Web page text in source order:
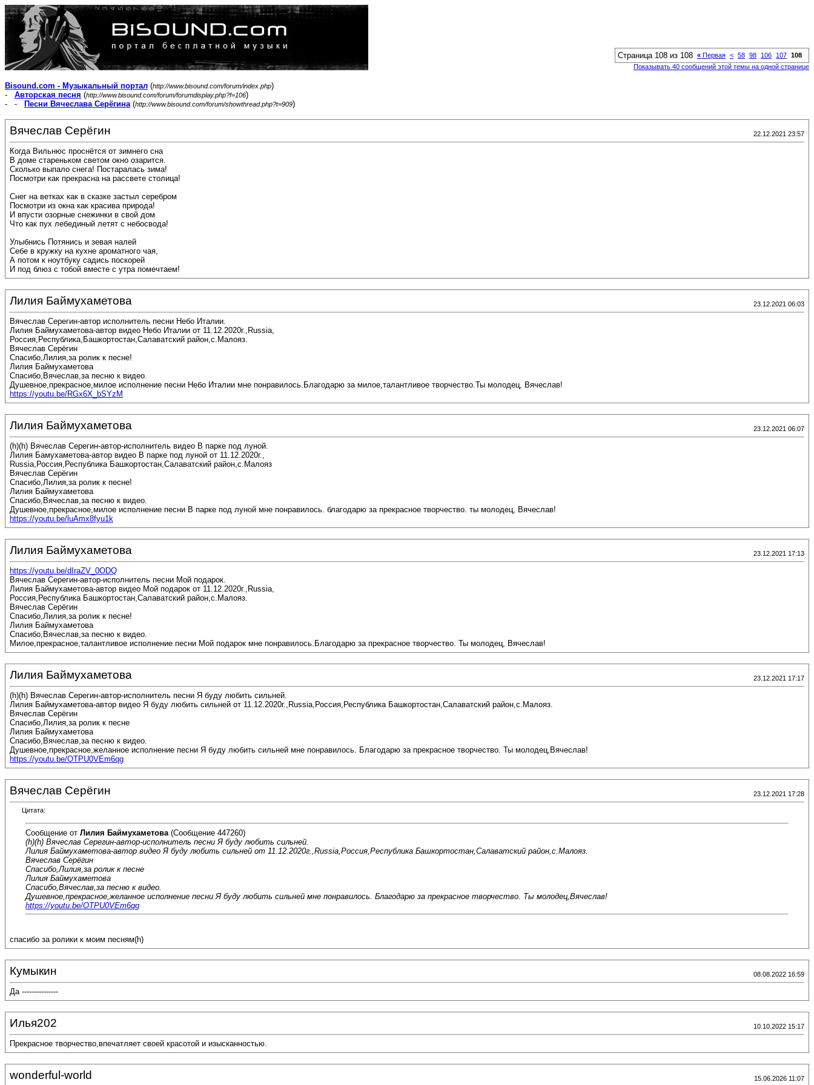
Страница 108 из 108 « Первая < 58 98 106 107 108
Показывать 40 сообщений этой темы на одной странице
Bisound.com - Музыкальный портал (http://www.bisound.com/forum/index.php)
- Авторская песня (http://www.bisound.com/forum/forumdisplay.php?f=106)
- -
Песни Вячеслава Серёгина(http://www.bisound.com/forum/showthread.php?t=909)
Вячеслав Серёгин 22.12.2021 23:57
Когда Вильнюс проснётся от зимнего сна
В доме стареньком светом окно озарится.
Сколько выпало снега! Постаралась зима!
Посмотри как прекрасна на рассвете столица!
Снег на ветках как в сказке застыл серебром
Посмотри из окна как красива природа!
И впусти озорные снежинки в свой дом
Что как пух лебединый летят с небосвода!
Улыбнись Потянись и зевая налей
Себе в кружку на кухне ароматного чая,
А потом к ноутбуку садись поскорей
И под блюз с тобой вместе с утра помечтаем!
Лилия Баймухаметова 23.12.2021 06:03
Вячеслав Серегин-автор исполнитель песни Небо Италии.
Лилия Баймухаметова-автор видео Небо Италии от 11.12.2020г.,Russia,
Россия,Республика,Башкортостан,Салаватский район,с.Малояз.
Вячеслав Серёгин
Спасибо,Лилия,за ролик к песне!
Лилия Баймухаметова
Спасибо,Вячеслав,за песню к видео.
Душевное,прекрасное,милое исполнение песни Небо Италии мне понравилось.Благодарю за милое,талантливое творчество.Ты молодец, Вячеслав!
https://youtu.be/RGx6X_bSYzM
Лилия Баймухаметова 23.12.2021 06:07
(h)(h) Вячеслав Серегин-автор-исполнитель видео В парке под луной.
Лилия Бамухаметова-автор видео В парке под луной от 11.12.2020г.,
Russia,Россия,Республика Башкортостан,Салаватский район,с.Малояз
Вячеслав Серёгин
Спасибо,Лилия,за ролик к песне!
Лилия Баймухаметова
Спасибо,Вячеслав,за песню к видео.
Душевное,прекрасное,милое исполнение песни В парке под луной мне понравилось. благодарю за прекрасное творчество. ты молодец, Вячеслав!
https://youtu.be/luAmx8fyu1k
Лилия Баймухаметова 23.12.2021 17:13
https://youtu.be/dIraZV_0ODQ
Вячеслав Серегин-автор-исполнитель песни Мой подарок.
Лилия Баймухаметова-автор видео Мой подарок от 11.12.2020г.,Russia,
Россия,Республика Башкортостан,Салаватский район,с.Малояз.
Вячеслав Серёгин
Спасибо,Лилия,за ролик к песне!
Лилия Баймухаметова
Спасибо,Вячеслав,за песню к видео.
Милое,прекрасное,талантливое исполнение песни Мой подарок мне понравилось.Благодарю за прекрасное творчество. Ты молодец, Вячеслав!
Лилия Баймухаметова 23.12.2021 17:17
(h)(h) Вячеслав Серегин-автор-исполнитель песни Я буду любить сильней.
Лилия Баймухаметова-автор видео Я буду любить сильней от 11.12.2020г.,Russia,Россия,Республика Башкортостан,Салаватский район,с.Малояз.
Вячеслав Серёгин
Спасибо,Лилия,за ролик к песне
Лилия Баймухаметова
Спасибо,Вячеслав,за песню к видео.
Душевное,прекрасное,желанное исполнение песни Я буду любить сильней мне понравилось. Благодарю за прекрасное творчество. Ты молодец,Вячеслав!
https://youtu.be/OTPU0VEm6qg
Вячеслав Серёгин 23.12.2021 17:28
Цитата:
Сообщение от Лилия Баймухаметова (Сообщение 447260)
(h)(h) Вячеслав Серегин-автор-исполнитель песни Я буду любить сильней.
Лилия Баймухаметова-автор видео Я буду любить сильней от 11.12.2020г.,Russia,Россия,Республика Башкортостан,Салаватский район,с.Малояз.
Вячеслав Серёгин
Спасибо,Лилия,за ролик к песне
Лилия Баймухаметова
Спасибо,Вячеслав,за песню к видео.
Душевное,прекрасное,желанное исполнение песни Я буду любить сильней мне понравилось. Благодарю за прекрасное творчество. Ты молодец,Вячеслав!
https://youtu.be/OTPU0VEm6qg
спасибо за ролики к моим песням(h)
Кумыкин 08.08.2022 16:59
Да ---------------
Илья202 10.10.2022 15:17
Прекрасное творчество,впечатляет своей красотой и изысканностью.
wonderful-world 15.06.2026 11:07